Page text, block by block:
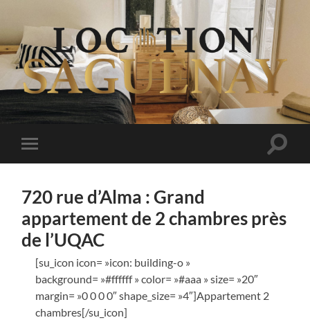
Logements
au
Saguenay
Basculer
le
720 rue d’Alma : Grand
appartement de 2 chambres près
de l’UQAC
[su_icon icon= »icon: building-o »
background= »#ffffff » color= »#aaa » size= »20″
margin= »0 0 0 0″ shape_size= »4″]Appartement 2
chambres[/su_icon]